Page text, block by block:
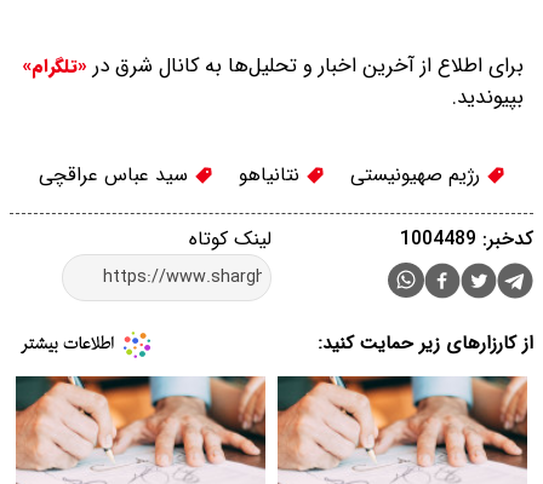
برای اطلاع از آخرین اخبار و تحلیل‌ها به کانال شرق در «تلگرام»
بپیوندید.
رژیم صهیونیستی نتانیاهو سید عباس عراقچی
لینک کوتاه کدخبر: 1004489
از کارزارهای زیر حمایت کنید: